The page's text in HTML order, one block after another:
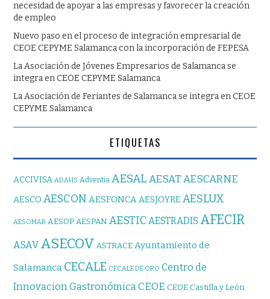
necesidad de apoyar a las empresas y favorecer la creación
de empleo
Nuevo paso en el proceso de integración empresarial de
CEOE CEPYME Salamanca con la incorporación de FEPESA
La Asociación de Jóvenes Empresarios de Salamanca se
integra en CEOE CEPYME Salamanca
La Asociación de Feriantes de Salamanca se integra en CEOE
CEPYME Salamanca
ETIQUETAS
ACCIVISA ADAHS Adventia AESAL AESATAESCARNE
AESCO AESCON AESFONCA AESJOYRE AESLUX
AESOMAR AESOP AESPAN AESTICAESTRADIS AFECIR
ASAVASECOV ASTRACE Ayuntamiento de
Salamanca CECALE CECALE DE ORO Centro de
Innovacion GastronómicaCEOE CEOE Castilla y León